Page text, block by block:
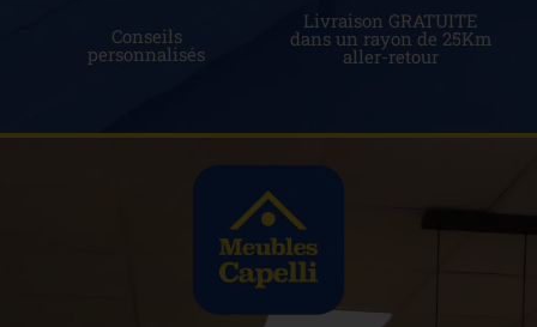
Conseils
personnalisés
Livraison GRATUITE
dans un rayon de 25Km
aller-retour